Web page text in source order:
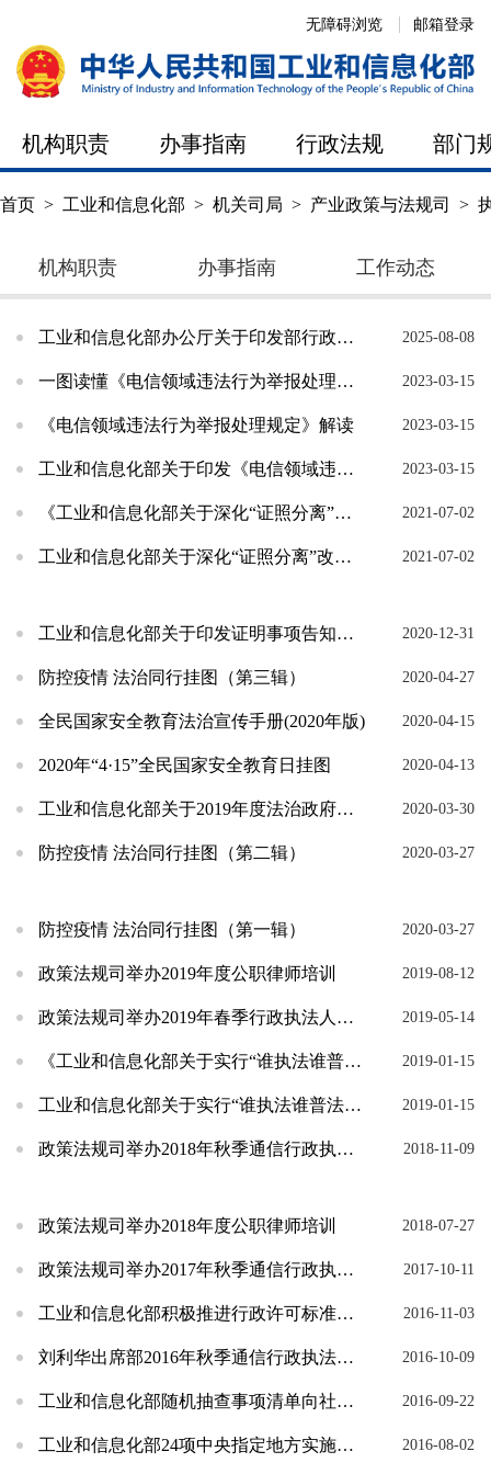
邮箱登录
无障碍浏览
机构职责 办事指南 行政法规 部门
首页 > 工业和信息化部 > 机关司局 > 产业政策与法规司 >
机构职责 办事指南 工作动态
工业和信息化部办公厅关于印发部行政执法事项清单（2025年版）的通知 2025-08-08
一图读懂《电信领域违法行为举报处理规定》 2023-03-15
《电信领域违法行为举报处理规定》解读 2023-03-15
工业和信息化部关于印发《电信领域违法行为举报处理规定》的通知 2023-03-15
《工业和信息化部关于深化“证照分离”改革的通告》解读 2021-07-02
工业和信息化部关于深化“证照分离”改革的通告 2021-07-02
工业和信息化部关于印发证明事项告知承诺制实施方案的通知 2020-12-31
防控疫情 法治同行挂图（第三辑） 2020-04-27
全民国家安全教育法治宣传手册(2020年版) 2020-04-15
2020年“4·15”全民国家安全教育日挂图 2020-04-13
工业和信息化部关于2019年度法治政府建设工作情况的报告 2020-03-30
防控疫情 法治同行挂图（第二辑） 2020-03-27
防控疫情 法治同行挂图（第一辑） 2020-03-27
政策法规司举办2019年度公职律师培训 2019-08-12
政策法规司举办2019年春季行政执法人员培训 2019-05-14
《工业和信息化部关于实行“谁执法谁普法”普法责任制的实施意见》解读 2019-01-15
工业和信息化部关于实行“谁执法谁普法”普法责任制的实施意见 2019-01-15
政策法规司举办2018年秋季通信行政执法人员培训 2018-11-09
政策法规司举办2018年度公职律师培训 2018-07-27
政策法规司举办2017年秋季通信行政执法人员培训 2017-10-11
工业和信息化部积极推进行政许可标准化工作 2016-11-03
刘利华出席部2016年秋季通信行政执法人员培训 2016-10-09
工业和信息化部随机抽查事项清单向社会公布 2016-09-22
工业和信息化部24项中央指定地方实施行政许可事项清单向社会公布 2016-08-02